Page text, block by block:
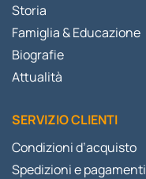
Storia
Famiglia & Educazione
Biografie
Attualità
SERVIZIO CLIENTI
Condizioni d’acquisto
Spedizioni e pagamenti